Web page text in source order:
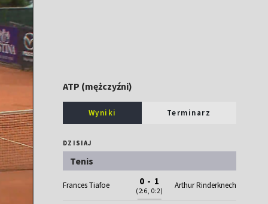
ATP (mężczyźni)
Wyniki Terminarz
DZISIAJ
Tenis
Frances Tiafoe 0 - 1
(2:6, 0:2)
Arthur Rinderknech